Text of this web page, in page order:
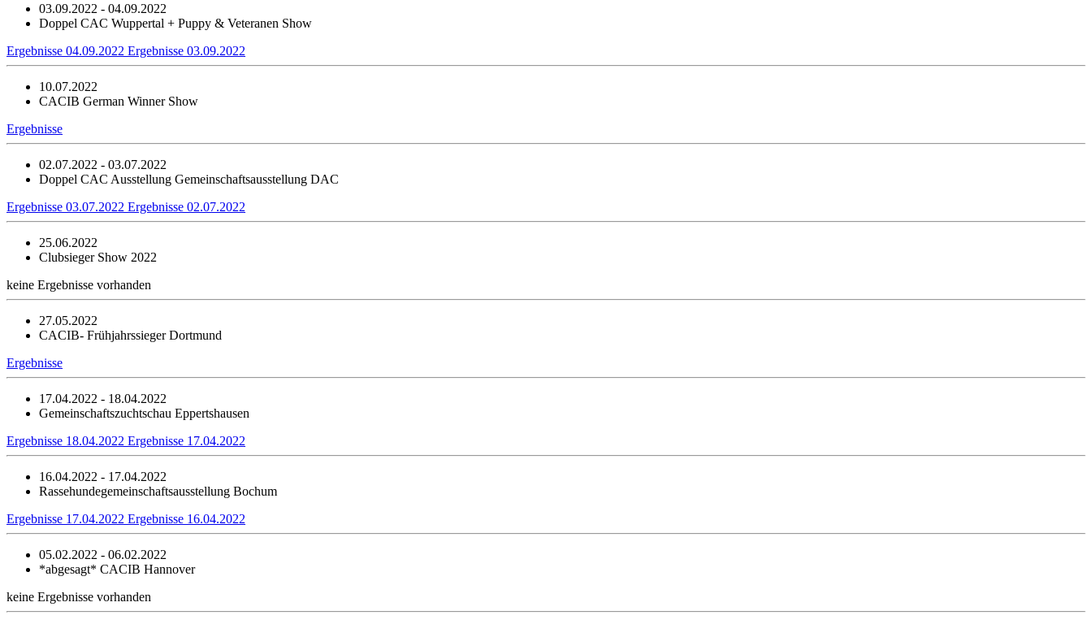
03.09.2022 - 04.09.2022
Doppel CAC Wuppertal + Puppy & Veteranen Show
Ergebnisse 04.09.2022 Ergebnisse 03.09.2022
10.07.2022
CACIB German Winner Show
Ergebnisse
02.07.2022 - 03.07.2022
Doppel CAC Ausstellung Gemeinschaftsausstellung DAC
Ergebnisse 03.07.2022 Ergebnisse 02.07.2022
25.06.2022
Clubsieger Show 2022
keine Ergebnisse vorhanden
27.05.2022
CACIB- Frühjahrssieger Dortmund
Ergebnisse
17.04.2022 - 18.04.2022
Gemeinschaftszuchtschau Eppertshausen
Ergebnisse 18.04.2022 Ergebnisse 17.04.2022
16.04.2022 - 17.04.2022
Rassehundegemeinschaftsausstellung Bochum
Ergebnisse 17.04.2022 Ergebnisse 16.04.2022
05.02.2022 - 06.02.2022
*abgesagt* CACIB Hannover
keine Ergebnisse vorhanden